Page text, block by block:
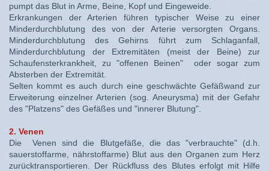
pumpt das Blut in Arme, Beine, Kopf und Eingeweide.
Erkrankungen der Arterien führen typischer Weise zu einer
Minderdurchblutung des von der Arterie versorgten Organs.
Minderdurchblutung des Gehirns führt zum Schlaganfall,
Minderdurchblutung der Extremitäten (meist der Beine) zur
Schaufensterkrankheit, zu "offenen Beinen" oder sogar zum
Absterben der Extremität.
Selten kommt es auch durch eine geschwächte Gefäßwand zur
Erweiterung einzelner Arterien (sog. Aneurysma) mit der Gefahr
des "Platzens" des Gefäßes und "innerer Blutung".
2. Venen
Die Venen sind die Blutgefäße, die das "verbrauchte" (d.h.
sauerstoffarme, nährstoffarme) Blut aus den Organen zum Herz
zurücktransportieren. Der Rückfluss des Blutes erfolgt mit Hilfe